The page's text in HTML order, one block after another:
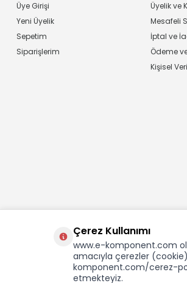
Üye Girişi
Yeni Üyelik
Sepetim
Siparişlerim
Üyelik ve
Mesafeli
İptal ve
Ödeme
Kişisel
Çerez Kullanımı
www.e-komponent.com
amacıyla çerezler
komponent.com/cerez-
etmekteyiz.